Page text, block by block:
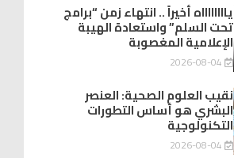
يااااااااه أخيراً .. انتهاء زمن “برامج
تحت السلم” واستعادة الهيبة
الإعلامية المغصوبة
2026-08-04
نقيب العلوم الصحية: العنصر
البشري هو أساس التطورات
التكنولوجية
2026-08-04